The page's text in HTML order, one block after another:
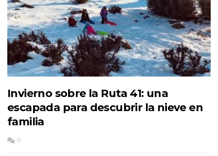
Invierno sobre la Ruta 41: una
escapada para descubrir la nieve en
familia
0